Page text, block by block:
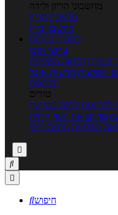
מחשבוני הריון ולידה
מחשבון הריון
מחשבון ביוץ
כתבות כתבות
ערוצי תוכן
ובעיות רפואה משלימה
והמלצות חדשות אוכל
ובריאות
טורים
לבריאות לבשל כמו שף
מזיזים את הגוף הרזיה
משלימה גורמה ביתי



חיפוש